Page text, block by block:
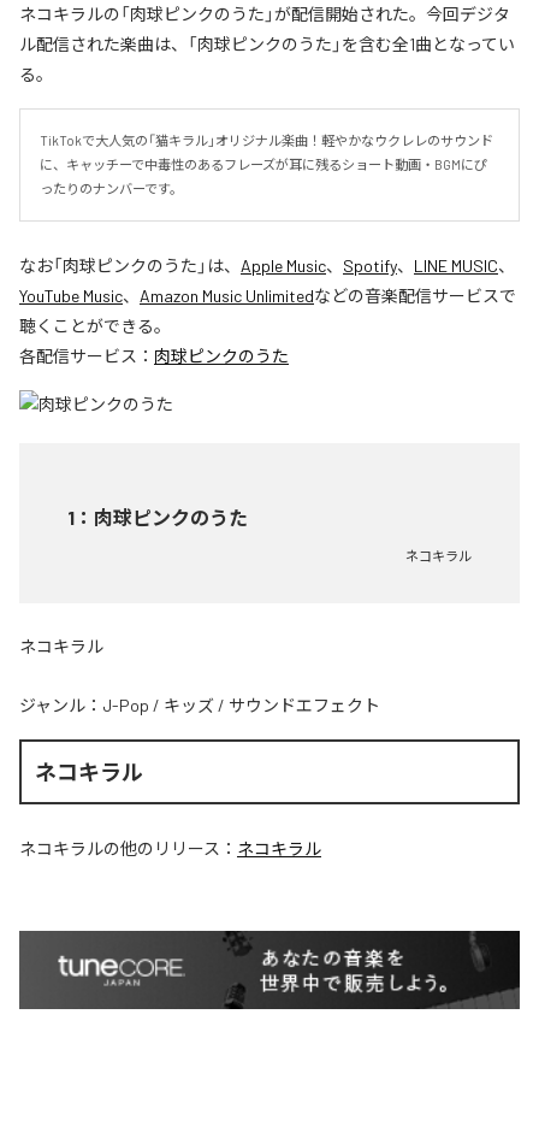
ネコキラルの「肉球ピンクのうた」が配信開始された。今回デジタ
ル配信された楽曲は、「肉球ピンクのうた」を含む全1曲となってい
る。
TikTokで大人気の「猫キラル」オリジナル楽曲！軽やかなウクレレのサウンド
に、キャッチーで中毒性のあるフレーズが耳に残るショート動画・BGMにぴ
ったりのナンバーです。
なお「肉球ピンクのうた 」は、 Apple Music、 Spotify、 LINE MUSIC、
YouTube Music、 Amazon Music Unlimitedなどの音楽配信サービスで
聴くことができる。
各配信サービス： 肉球ピンクのうた
1 ： 肉球ピンクのうた
ネコキラル
ネコキラル
ジャンル： J-Pop / キッズ / サウンドエフェクト
ネコキラル
ネコキラルの他のリリース： ネコキラル